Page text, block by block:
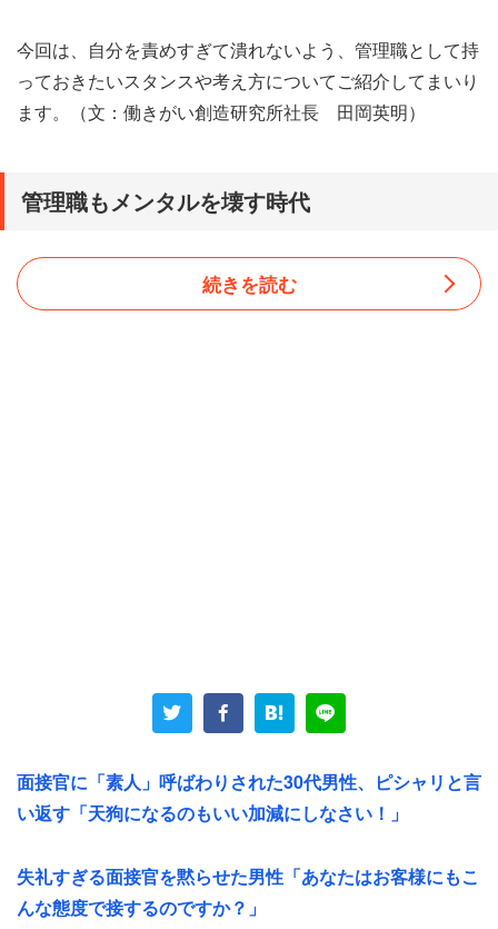
今回は、自分を責めすぎて潰れないよう、管理職として持
っておきたいスタンスや考え方についてご紹介してまいり
ます。（文：働きがい創造研究所社長 田岡英明）
管理職もメンタルを壊す時代
す。特に中間管理職は、上から数字を求められる一方で、
部下もケアしていく必要があります。人手不足の昨今は、
い、仕事を続けてもらいたいと強く考える企業が増えてい
ます。
続きを読む
面接官に「素人」呼ばわりされた30代男性、ピシャリと言
い返す「天狗になるのもいい加減にしなさい！」
失礼すぎる面接官を黙らせた男性「あなたはお客様にもこ
んな態度で接するのですか？」